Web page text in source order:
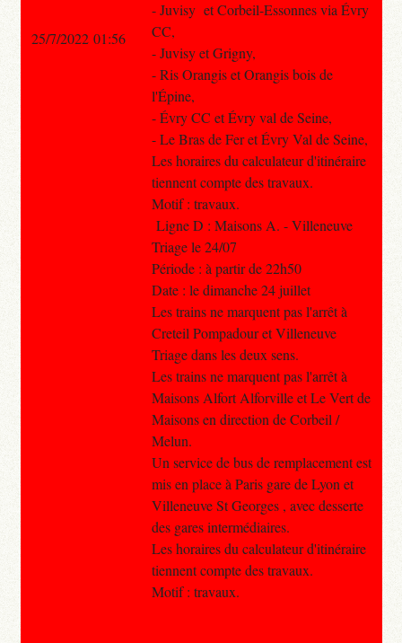
- Juvisy et Corbeil-Essonnes via Évry
CC,
- Juvisy et Grigny,
- Ris Orangis et Orangis bois de
l'Épine,
- Évry CC et Évry val de Seine,
- Le Bras de Fer et Évry Val de Seine,
Les horaires du calculateur d'itinéraire
tiennent compte des travaux.
Motif : travaux.
Ligne D : Maisons A. - Villeneuve
Triage le 24/07
Période : à partir de 22h50
Date : le dimanche 24 juillet
Les trains ne marquent pas l'arrêt à
Creteil Pompadour et Villeneuve
Triage dans les deux sens.
Les trains ne marquent pas l'arrêt à
Maisons Alfort Alforville et Le Vert de
Maisons en direction de Corbeil /
Melun.
Un service de bus de remplacement est
mis en place à Paris gare de Lyon et
Villeneuve St Georges , avec desserte
des gares intermédiaires.
Les horaires du calculateur d'itinéraire
tiennent compte des travaux.
Motif : travaux.
25/7/2022 01:56